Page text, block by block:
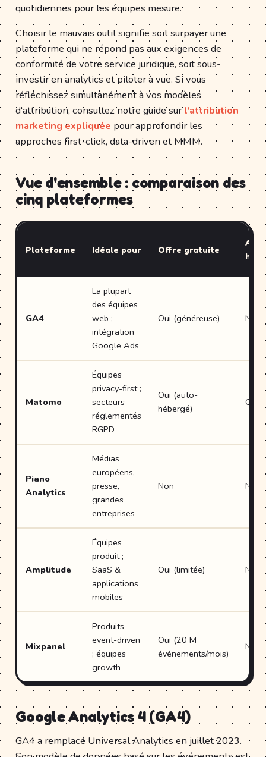
quotidiennes pour les équipes mesure.
Choisir le mauvais outil signifie soit surpayer une
plateforme qui ne répond pas aux exigences de
conformité de votre service juridique, soit sous-
investir en analytics et piloter à vue. Si vous
réfléchissez simultanément à vos modèles
d'attribution, consultez notre guide surl'attribution
marketing expliquée pour approfondir les
approches first-click, data-driven et MMM.
Vue d'ensemble : comparaison des
cinq plateformes
Plateforme Idéale pour Offre gratuite
GA4
La plupart
des équipes
web ;
intégration
Google Ads
Oui (généreuse) Non
Matomo
Équipes
privacy-first ;
secteurs
réglementés
RGPD
Oui (auto-
hébergé)
Oui
Piano
Analytics
Médias
européens,
presse,
grandes
entreprises
Non Non
Amplitude
Équipes
produit ;
SaaS &
applications
mobiles
Oui (limitée) Non
Mixpanel
Produits
event-driven
; équipes
growth
Oui (20 M
événements/mois)
Non
Google Analytics 4 (GA4)
GA4 a remplacé Universal Analytics en juillet 2023.